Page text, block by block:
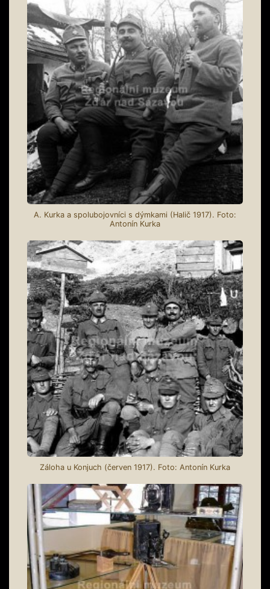
A. Kurka a spolubojovníci s dýmkami (Halič 1917). Foto:
Antonín Kurka
Záloha u Konjuch (červen 1917). Foto: Antonín Kurka